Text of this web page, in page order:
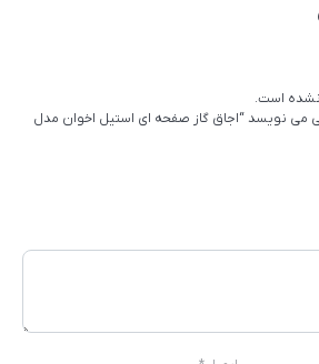
نشده است.
می نویسد “اجاق گاز صفحه ای استیل اخوان مدل